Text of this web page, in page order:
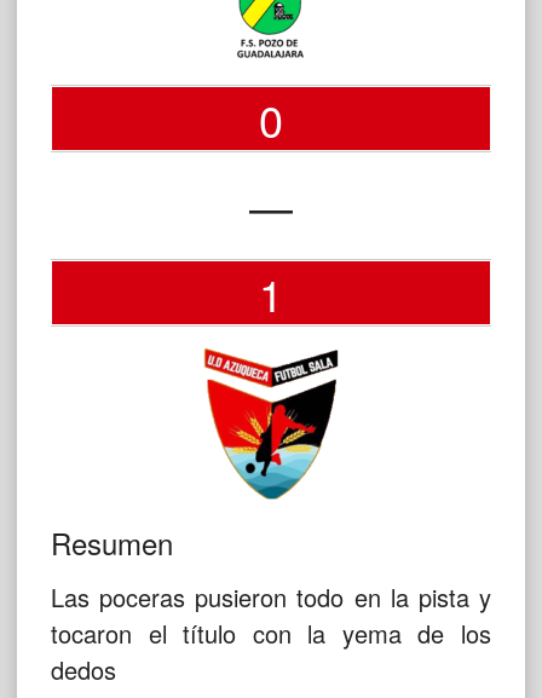
0
—
1
Resumen
Las poceras pusieron todo en la pista y
tocaron el título con la yema de los
dedos